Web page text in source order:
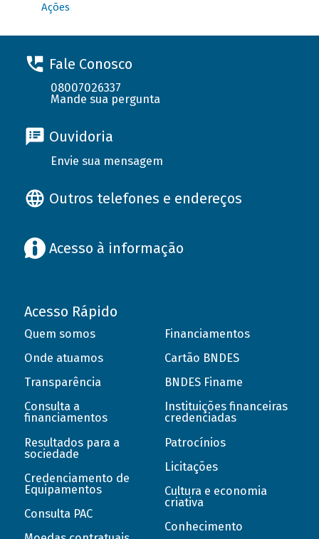
Ações
Fale Conosco
08007026337
Mande sua pergunta
Ouvidoria
Envie sua mensagem
Outros telefones e endereços
Acesso à informação
Acesso Rápido
Quem somos
Onde atuamos
Transparência
Consulta a
financiamentos
Resultados para a
sociedade
Credenciamento de
Equipamentos
Consulta PAC
Financiamentos
Cartão BNDES
BNDES Finame
Instituições financeiras
credenciadas
Patrocínios
Licitações
Cultura e economia
criativa
Conhecimento